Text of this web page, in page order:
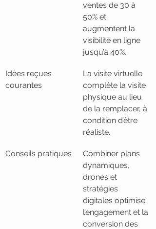
ventes de 30 à
50% et
augmentent la
visibilité en ligne
jusqu’à 40%.
Idées reçues
courantes
La visite virtuelle
complète la visite
physique au lieu
de la remplacer, à
condition d’être
réaliste.
Conseils pratiques
Combiner plans
dynamiques,
drones et
stratégies
digitales optimise
l’engagement et la
conversion des